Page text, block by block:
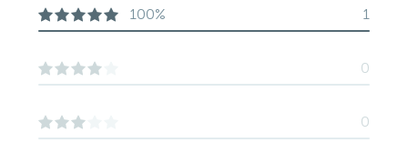
100% 1
0
0